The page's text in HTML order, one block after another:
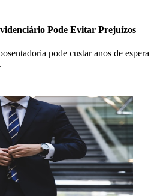
Pode Evitar Prejuízos
pode custar anos de espera